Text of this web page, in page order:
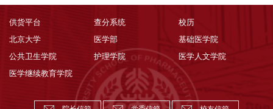
供货平台 查分系统
校历
北京大学
医学部
基础医学院
公共卫生学院
护理学院
医学人文学院
医学继续教育学院